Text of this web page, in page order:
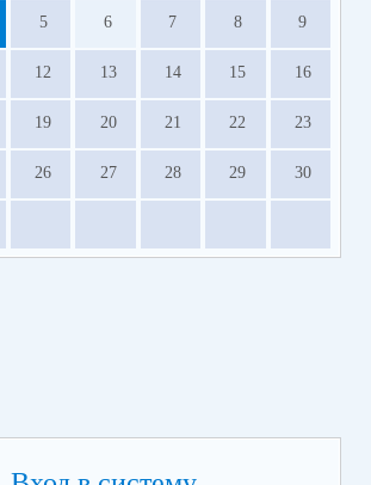
5 6 7 8 9
12 13 14 15 16
19 20 21 22 23
26 27 28 29 30